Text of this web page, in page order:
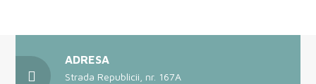
ADRESA
Strada Republicii, nr. 167A